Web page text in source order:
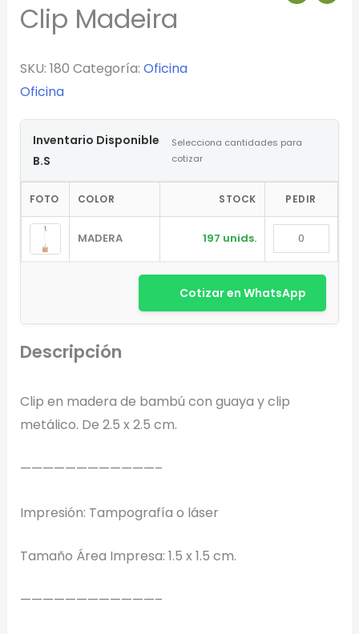
Diseñador de Vistas Previas
con IA
Arrastra y suelta tu logotipo aquí
Formatos: PNG, JPG, SVG (Max. 5MB). Se recomienda fondo
Clip Madeira
SKU: 180 Categoría: Oficina
Oficina
Inventario Disponible
B.S
Selecciona cantidades para
cotizar
FOTO COLOR STOCK PEDIR
MADERA 197 unids.
Cotizar en WhatsApp
Descripción
Clip en madera de bambú con guaya y clip
metálico. De 2.5 x 2.5 cm.
————————————–
Impresión: Tampografía o láser
Tamaño Área Impresa: 1.5 x 1.5 cm.
————————————–